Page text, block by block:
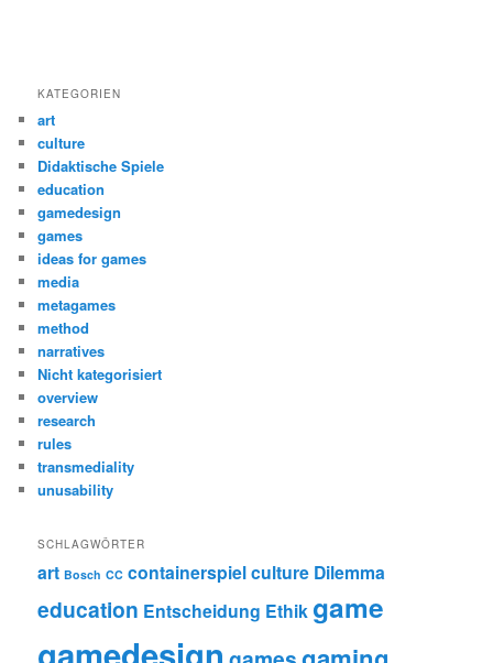
KATEGORIEN
art
culture
Didaktische Spiele
education
gamedesign
games
ideas for games
media
metagames
method
narratives
Nicht kategorisiert
overview
research
rules
transmediality
unusability
SCHLAGWÖRTER
art Bosch CC containerspielculture Dilemma
education Entscheidung Ethikgame